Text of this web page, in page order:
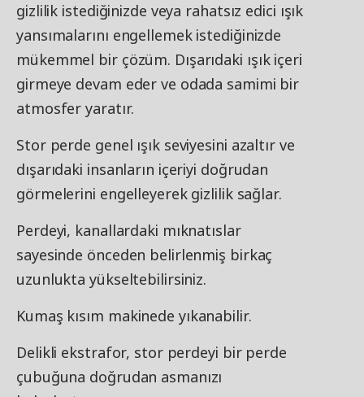
gizlilik istediğinizde veya rahatsız edici ışık
yansımalarını engellemek istediğinizde
mükemmel bir çözüm. Dışarıdaki ışık içeri
girmeye devam eder ve odada samimi bir
atmosfer yaratır.
Stor perde genel ışık seviyesini azaltır ve
dışarıdaki insanların içeriyi doğrudan
görmelerini engelleyerek gizlilik sağlar.
Perdeyi, kanallardaki mıknatıslar
sayesinde önceden belirlenmiş birkaç
uzunlukta yükseltebilirsiniz.
Kumaş kısım makinede yıkanabilir.
Delikli ekstrafor, stor perdeyi bir perde
çubuğuna doğrudan asmanızı